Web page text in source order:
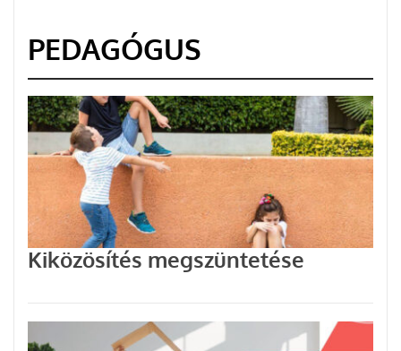
PEDAGÓGUS
Kiközösítés megszüntetése